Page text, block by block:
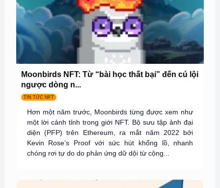
Moonbirds NFT: Từ “bài học thất bại” đến cú lội
ngược dòng n...
TIN TỨC NFT
Hơn một năm trước, Moonbirds từng được xem như
một lời cảnh tỉnh trong giới NFT. Bộ sưu tập ảnh đại
diện (PFP) trên Ethereum, ra mắt năm 2022 bởi
Kevin Rose’s Proof với sức hút khổng lồ, nhanh
chóng rơi tự do do phản ứng dữ dội từ cộng...